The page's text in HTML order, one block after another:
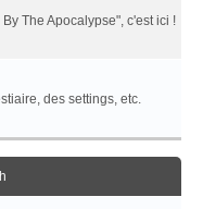
The Apocalypse", c'est ici !
des settings, etc.